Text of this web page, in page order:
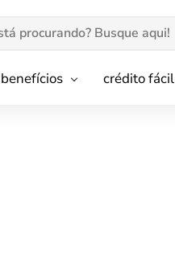
benefícios crédito fácil